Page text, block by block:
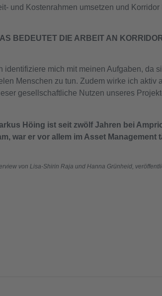
und Kostenrahmen umsetzen und
BEDEUTET DIE ARBEIT AN
identifiziere mich mit meinen Aufgaben, da
Menschen zu tun. Zudem wirke ich aktiv
gesellschaftliche Nutzen unseres
Höing ist seit zwölf Jahren bei
war er vor allem im Asset Management
von Lisa-Shirin Raja und Hanna Grünheid,